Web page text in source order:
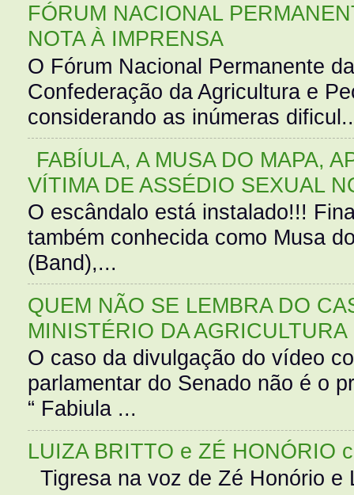
FÓRUM NACIONAL
NOTA À IMPRENSA
O Fórum Nacional Permanente
Confederação da Agricultura e
considerando as inúmeras
FABÍULA, A MUSA DO MAPA,
VÍTIMA DE ASSÉDIO SEXUAL
O escândalo está instalado!!!
também conhecida como Musa
(Band),...
QUEM NÃO SE LEMBRA DO
MINISTÉRIO DA AGRICULTURA
O caso da divulgação do vídeo
parlamentar do Senado não é o
“ Fabiula ...
LUIZA BRITTO e ZÉ HONÓRIO
Tigresa na voz de Zé Honório